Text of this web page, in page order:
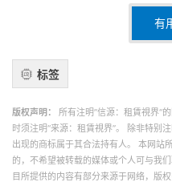
有
标签
版权声明：
所有注明”信源：租賃視界“
时须注明“来源：租賃視界”。 除非特别
出现的商标属于其合法持有人。 本网站
的，不希望被转载的媒体或个人可与我
目所提供的内容有部分来源于网络，版